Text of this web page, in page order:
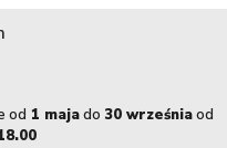
od 1 majado 30 wrześniaod